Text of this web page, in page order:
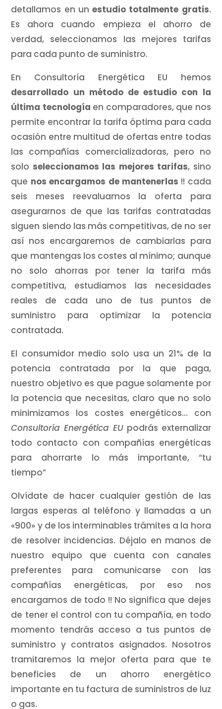
detallamos en unestudio totalmente gratis.
Es ahora cuando empieza el ahorro de
verdad, seleccionamos las mejores tarifas
para cada punto de suministro.
En Consultoría Energética EU hemos
desarrollado un método de estudio con la
última tecnología en comparadores, que nos
permite encontrar la tarifa óptima para cada
ocasión entre multitud de ofertas entre todas
las compañías comercializadoras, pero no
solo seleccionamos las mejores tarifas, sino
que nos encargamos de mantenerlas !! cada
seis meses reevaluamos la oferta para
asegurarnos de que las tarifas contratadas
siguen siendo las más competitivas, de no ser
así nos encargaremos de cambiarlas para
que mantengas los costes al mínimo; aunque
no solo ahorras por tener la tarifa más
competitiva, estudiamos las necesidades
reales de cada uno de tus puntos de
suministro para optimizar la potencia
contratada.
El consumidor medio solo usa un 21% de la
potencia contratada por la que paga,
nuestro objetivo es que pague solamente por
la potencia que necesitas, claro que no solo
minimizamos los costes energéticos… con
Consultoría Energética EU podrás externalizar
todo contacto con compañías energéticas
para ahorrarte lo más importante, “tu
tiempo”
Olvídate de hacer cualquier gestión de las
largas esperas al teléfono y llamadas a un
«900» y de los interminables trámites a la hora
de resolver incidencias. Déjalo en manos de
nuestro equipo que cuenta con canales
preferentes para comunicarse con las
compañías energéticas, por eso nos
encargamos de todo !! No significa que dejes
de tener el control con tu compañía, en todo
momento tendrás acceso a tus puntos de
suministro y contratos asignados. Nosotros
tramitaremos la mejor oferta para que te
beneficies de un ahorro energético
importante en tu factura de suministros de luz
o gas.